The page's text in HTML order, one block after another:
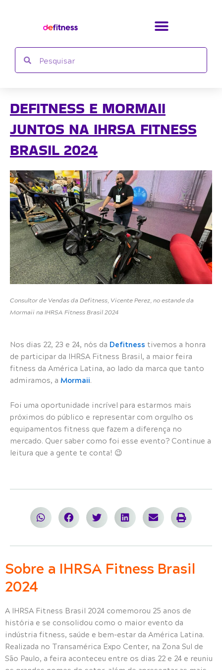
Search
DEFITNESS E MORMAII
JUNTOS NA IHRSA FITNESS
BRASIL 2024
Consultor de Vendas da Defitness, Vicente Perez, no estande da
Mormaii na IHRSA Fitness Brasil 2024
Nos dias 22, 23 e 24, nós da Defitness tivemos a honra
de participar da IHRSA Fitness Brasil, a maior feira
fitness da América Latina, ao lado da marca que tanto
admiramos, a Mormaii.
Foi uma oportunidade incrível para estarmos mais
próximos do público e representar com orgulho os
equipamentos fitness que fazem a diferença no
mercado. Quer saber como foi esse evento? Continue a
leitura que a gente te conta! 😉
Sobre a IHRSA Fitness Brasil
2024
A IHRSA Fitness Brasil 2024 comemorou 25 anos de
história e se consolidou como o maior evento da
indústria fitness, saúde e bem-estar da América Latina.
Realizada no Transamérica Expo Center, na Zona Sul de
São Paulo, a feira aconteceu entre os dias 22 e 24 e reuniu